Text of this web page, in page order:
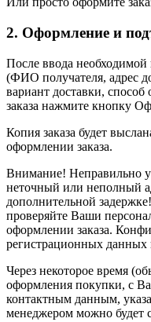
2. Оформление и
После ввода
(ФИО получателя, адрес
вариант доставки,
заказа нажмите кнопку
Копия заказа будет
оформлении заказа.
Внимание! Неправильно
неточный или неполный
дополнительной
проверяйте Ваши
оформлении заказа.
регистрационных данных
Через некоторое время
оформления покупки, с
контактным данным,
менеджером можно будет